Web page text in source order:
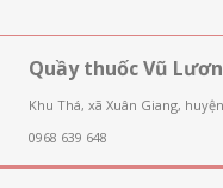
Quầy thuốc Vũ
Khu Thá, xã Xuân Giang,
0968 639 648